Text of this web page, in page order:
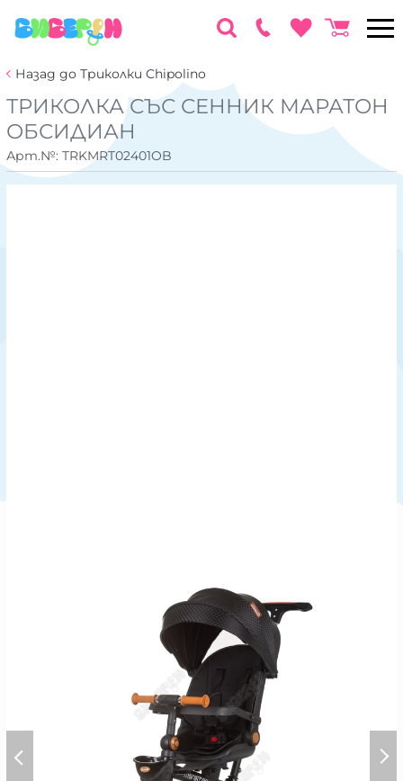
Назад до Триколки Chipolino
ТРИКОЛКА СЪС СЕННИК МАРАТОН
ОБСИДИАН
Арт.№: TRKMRT02401OB